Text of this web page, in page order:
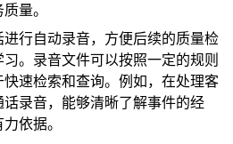
量。
进行自动录音，方便后续的质量检
。录音文件可以按照一定的规则
速检索和查询。例如，在处理客
录音，能够清晰了解事件的经
依据。